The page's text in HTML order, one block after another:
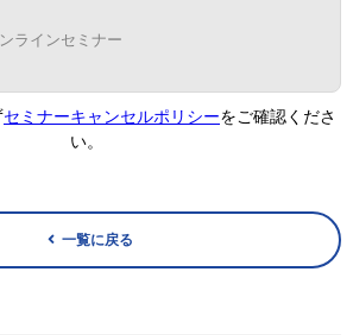
ラインセミナー
セミナーキャンセルポリシーをご確認くださ
い。
一覧に戻る